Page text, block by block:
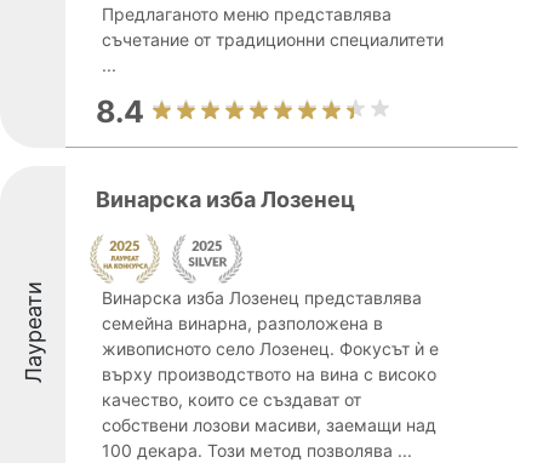
Предлаганото меню представлява
съчетание от традиционни специалитети
...
8.4
Лауреати
Винарска изба Лозенец
Винарска изба Лозенец представлява
семейна винарна, разположена в
живописното село Лозенец. Фокусът ѝ е
върху производството на вина с високо
качество, които се създават от
собствени лозови масиви, заемащи над
100 декара. Този метод позволява ...